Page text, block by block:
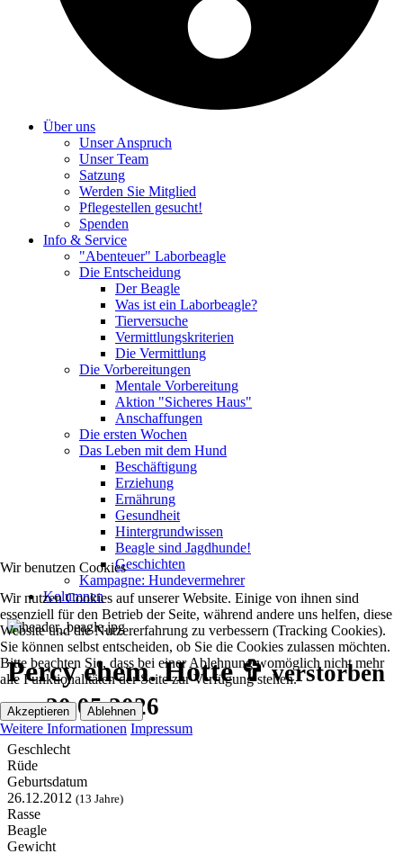
Über uns
Unser Anspruch
Unser Team
Satzung
Werden Sie Mitglied
Pflegestellen gesucht!
Spenden
Info & Service
"Abenteuer" Laborbeagle
Die Entscheidung
Der Beagle
Was ist ein Laborbeagle?
Tierversuche
Vermittlungskriterien
Die Vermittlung
Die Vorbereitungen
Mentale Vorbereitung
Aktion "Sicheres Haus"
Anschaffungen
Die ersten Wochen
Das Leben mit dem Hund
Beschäftigung
Erziehung
Ernährung
Gesundheit
Hintergrundwissen
Beagle sind Jagdhunde!
Geschichten
Kampagne: Hundevermehrer
Kolumnen
Percy ehem. Hotte ✞verstorben
am 20.05.2026
Geschlecht
Rüde
Geburtsdatum
26.12.2012 (13 Jahre)
Rasse
Beagle
Gewicht
Wir benutzen Cookies
Wir nutzen Cookies auf unserer Website. Einige von ihnen sind
essenziell für den Betrieb der Seite, während andere uns helfen, diese
Website und die Nutzererfahrung zu verbessern (Tracking Cookies).
Sie können selbst entscheiden, ob Sie die Cookies zulassen möchten.
Bitte beachten Sie, dass bei einer Ablehnung womöglich nicht mehr
alle Funktionalitäten der Seite zur Verfügung stehen.
Akzeptieren Ablehnen
Weitere Informationen Impressum